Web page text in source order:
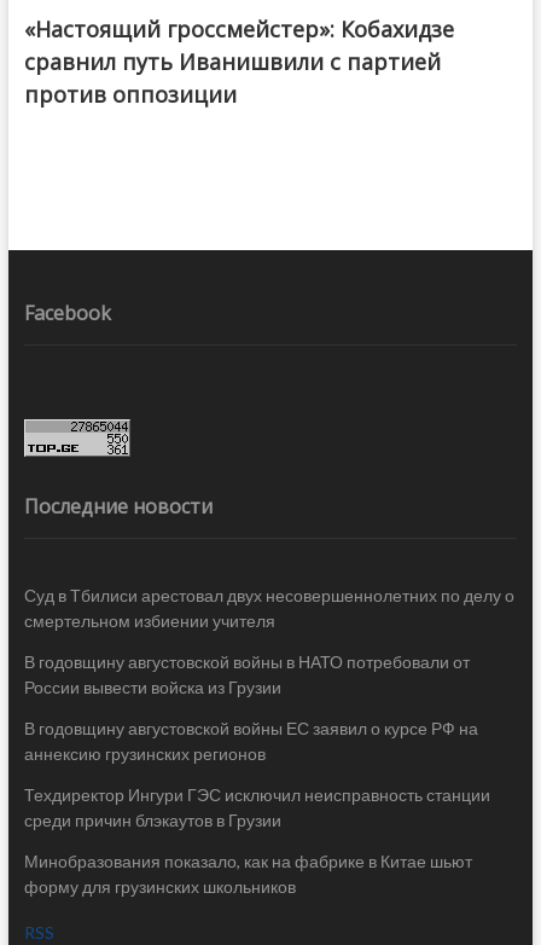
@ქართული ოცნება / Georgian Dream
«Настоящий гроссмейстер»: Кобахидзе
сравнил путь Иванишвили с партией
против оппозиции
Facebook
Последние новости
Суд в Тбилиси арестовал двух несовершеннолетних по делу о
смертельном избиении учителя
В годовщину августовской войны в НАТО потребовали от
России вывести войска из Грузии
В годовщину августовской войны ЕС заявил о курсе РФ на
аннексию грузинских регионов
Техдиректор Ингури ГЭС исключил неисправность станции
среди причин блэкаутов в Грузии
Минобразования показало, как на фабрике в Китае шьют
форму для грузинских школьников
RSS